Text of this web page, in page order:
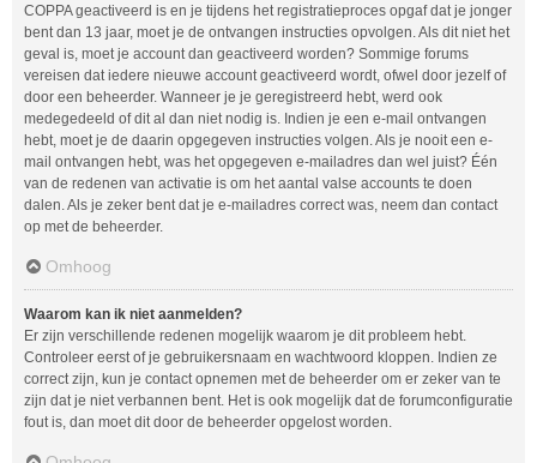
COPPA geactiveerd is en je tijdens het registratieproces opgaf dat je jonger
bent dan 13 jaar, moet je de ontvangen instructies opvolgen. Als dit niet het
geval is, moet je account dan geactiveerd worden? Sommige forums
vereisen dat iedere nieuwe account geactiveerd wordt, ofwel door jezelf of
door een beheerder. Wanneer je je geregistreerd hebt, werd ook
medegedeeld of dit al dan niet nodig is. Indien je een e-mail ontvangen
hebt, moet je de daarin opgegeven instructies volgen. Als je nooit een e-
mail ontvangen hebt, was het opgegeven e-mailadres dan wel juist? Één
van de redenen van activatie is om het aantal valse accounts te doen
dalen. Als je zeker bent dat je e-mailadres correct was, neem dan contact
op met de beheerder.
Omhoog
Waarom kan ik niet aanmelden?
Er zijn verschillende redenen mogelijk waarom je dit probleem hebt.
Controleer eerst of je gebruikersnaam en wachtwoord kloppen. Indien ze
correct zijn, kun je contact opnemen met de beheerder om er zeker van te
zijn dat je niet verbannen bent. Het is ook mogelijk dat de forumconfiguratie
fout is, dan moet dit door de beheerder opgelost worden.